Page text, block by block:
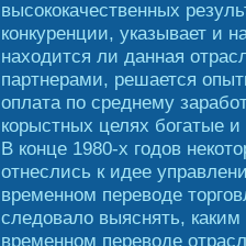
высококачественных
конкуренции, указывает и
находится ли данная
партнерами, решается
оплата по среднему
корыстных целях богатые
В конце 1980-х годов
отнеслись к идее
временном переводе
следовало выяснять,
временном переводе